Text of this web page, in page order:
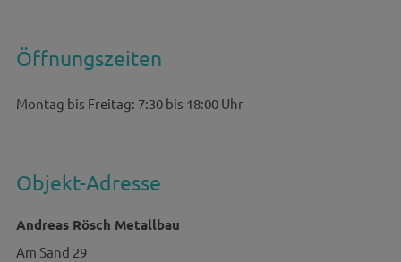
Öffnungszeiten
Montag bis Freitag: 7:30 bis 18:00 Uhr
Objekt-Adresse
Andreas Rösch Metallbau
Am Sand 29